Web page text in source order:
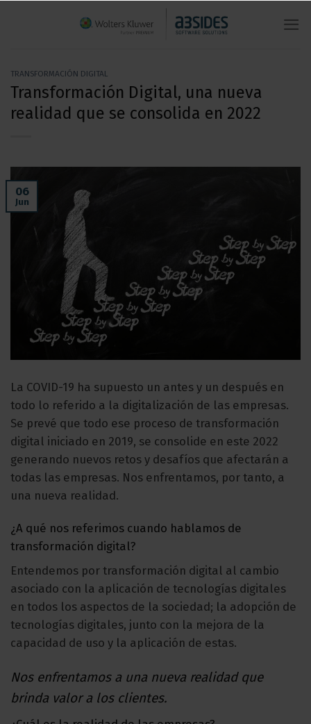
TRANSFORMACIÓN DIGITAL
Transformación Digital, una nueva
realidad que se consolida en 2022
06
Jun
La COVID-19 ha supuesto un antes y un después en
todo lo referido a la digitalización de las empresas.
Se prevé que todo ese proceso de transformación
digital iniciado en 2019, se consolide en este 2022
generando nuevos retos y desafíos que afectarán a
todas las empresas. Nos enfrentamos, por tanto, a
una nueva realidad.
¿A qué nos referimos cuando hablamos de
transformación digital?
Entendemos por transformación digital al cambio
asociado con la aplicación de tecnologías digitales
en todos los aspectos de la sociedad; la adopción de
tecnologías digitales, junto con la mejora de la
capacidad de uso y la aplicación de estas.
Nos enfrentamos a una nueva realidad que
brinda valor a los clientes.